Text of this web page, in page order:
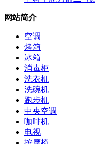
网站简介
空调
烤箱
冰箱
消毒柜
洗衣机
洗碗机
跑步机
中央空调
咖啡机
电视